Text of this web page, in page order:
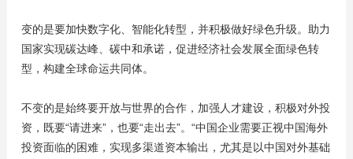
变的是要加快数字化、智能化转型，并积极做好绿色升级。助力
国家实现碳达峰、碳中和承诺，促进经济社会发展全面绿色转
型，构建全球命运共同体。
不变的是始终要开放与世界的合作，加强人才建设，积极对外投
资，既要“请进来”，也要“走出去”。“中国企业需要正视中国海外
投资面临的困难，实现多渠道资本输出，尤其是以中国对外基础